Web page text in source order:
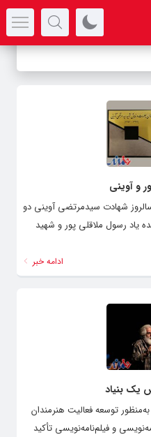
و آوینی
شهادت سیدمرتضی آوینی دو
یاد رسول ملاقلی پور و شهید
ادامه خبر
یک بنیاد
توسعه فعالیت هنرمندان
و فیلم‌نامه‌نویسی تأکید